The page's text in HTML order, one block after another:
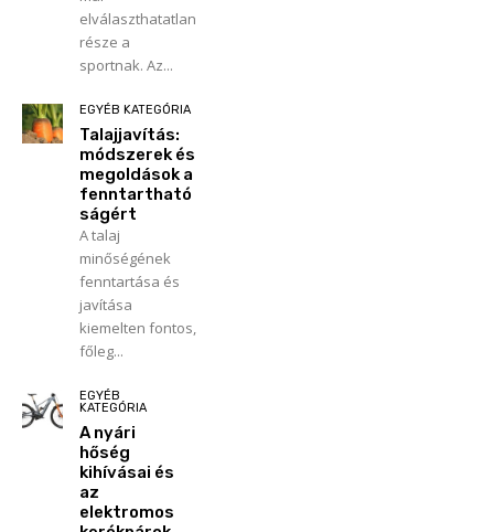
elválaszthatatlan
része a
sportnak. Az...
EGYÉB KATEGÓRIA
Talajjavítás:
módszerek és
megoldások a
fenntartható
ságért
A talaj
minőségének
fenntartása és
javítása
kiemelten fontos,
főleg...
EGYÉB
KATEGÓRIA
A nyári
hőség
kihívásai és
az
elektromos